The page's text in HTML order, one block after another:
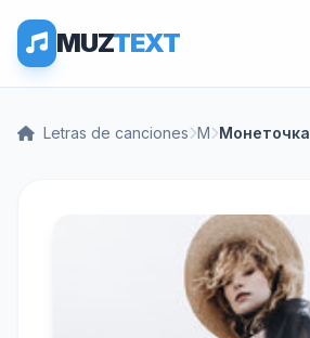
MUZTEXT
Letras de canciones М Монеточка